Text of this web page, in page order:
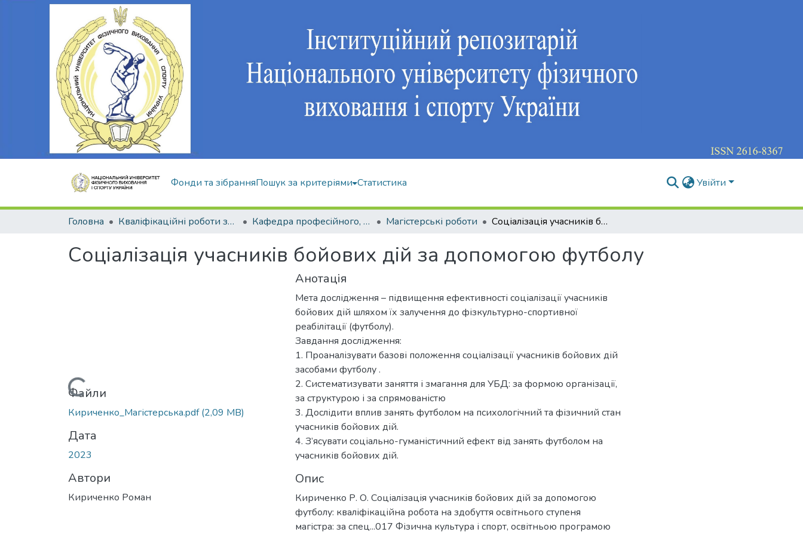
Фонди та зібранняПошук за критеріями Статистика Увійти
Головна Кваліфікаційні роботи здобувачів вищої освіти Кафедра професійного, неолімпійського та адаптивного спорту Магістерські роботи Соціалізація учасників бойових дій за допомогою футболу
Соціалізація учасників бойових дій за допомогою футболу
Вантажиться...
Файли
Кириченко_Магістерська.pdf(2,09 MB)
Дата
2023
Автори
Кириченко Роман
Анотація
Мета дослідження – підвищення ефективності соціалізації учасників
бойових дій шляхом їх залучення до фізкультурно-спортивної
реабілітації (футболу).
Завдання дослідження:
1. Проаналізувати базові положення соціалізації учасників бойових дій
засобами футболу .
2. Систематизувати заняття і змагання для УБД: за формою організації,
за структурою і за спрямованістю
3. Дослідити вплив занять футболом на психологічний та фізичний стан
учасників бойових дій.
4. З’ясувати соціально-гуманістичний ефект від занять футболом на
учасників бойових дій.
Опис
Кириченко Р. О. Соціалізація учасників бойових дій за допомогою
футболу: кваліфікаційна робота на здобуття освітнього ступеня
магістра: за спец...017 Фізична культура і спорт, освітньою програмою